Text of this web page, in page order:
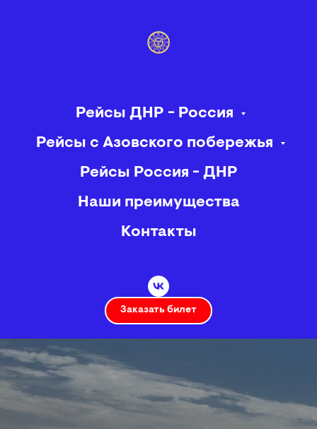
Рейсы ДНР - Россия
Рейсы с Азовского побережья
Рейсы Россия - ДНР
Наши преимущества
Контакты
Заказать билет